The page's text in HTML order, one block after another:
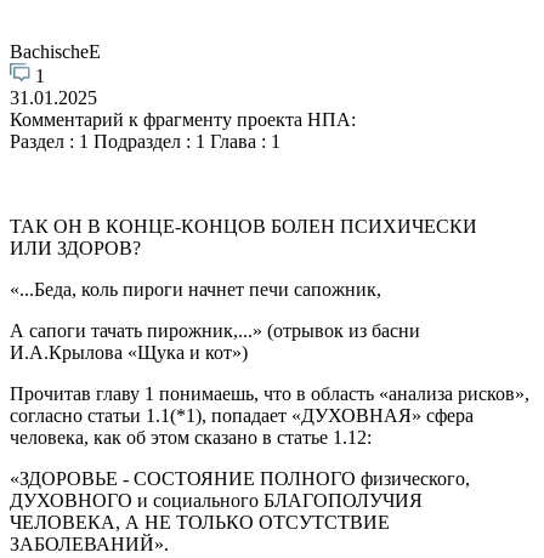
BachischeE
1
31.01.2025
Комментарий к фрагменту проекта НПА:
Раздел : 1 Подраздел : 1 Глава : 1
ТАК ОН В КОНЦЕ-КОНЦОВ БОЛЕН ПСИХИЧЕСКИ
ИЛИ ЗДОРОВ?
«...Беда, коль пироги начнет печи сапожник,
А сапоги тачать пирожник,...» (отрывок из басни
И.А.Крылова «Щука и кот»)
Прочитав главу 1 понимаешь, что в область «анализа рисков»,
согласно статьи 1.1(*1), попадает «ДУХОВНАЯ» сфера
человека, как об этом сказано в статье 1.12:
«ЗДОРОВЬЕ - СОСТОЯНИЕ ПОЛНОГО физического,
ДУХОВНОГО и социального БЛАГОПОЛУЧИЯ
ЧЕЛОВЕКА, А НЕ ТОЛЬКО ОТСУТСТВИЕ
ЗАБОЛЕВАНИЙ».